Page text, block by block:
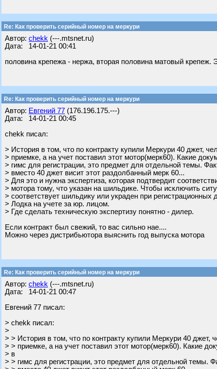
Re: Как проверить серийный номер на меркури
Автор: chekk (---.mtsnet.ru)
Дата: 14-01-21 00:41
половина крепежа - нержа, вторая половина матовый
Re: Как проверить серийный номер на меркури
Автор: Евгений 77 (176.196.175.---)
Дата: 14-01-21 00:45
chekk писал:
> История в том, что по контракту купили Меркури 40 джет,
> приемке, а на учет поставил этот мотор(мерк60). Какие
> гимс для регистрации, это предмет для отдельной темы.
> вместо 40 джет висит этот раздолбанный мерк 60...
> Для это и нужна экспертиза, которая подтвердит
> мотора тому, что указан на шильдике. Чтобы исключить
> соответствует шильдику или украден при регистрационных
> Лодка на учете за юр. лицом.
> Где сделать техническую экспертизу понятно - дилер.
Если контракт был свежий, то вас сильно нае....
Можно через дистрибьютора выяснить год выпуска мотора
Re: Как проверить серийный номер на меркури
Автор: chekk (---.mtsnet.ru)
Дата: 14-01-21 00:47
Евгений 77 писал:
> chekk писал:
>
> > История в том, что по контракту купили Меркури 40 джет,
> > приемке, а на учет поставил этот мотор(мерк60). Какие
> в
> > гимс для регистрации, это предмет для отдельной темы.